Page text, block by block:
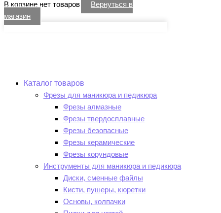
В корзине нет товаров
Вернуться в
магазин
Каталог товаров
Фрезы для маникюра и педикюра
Фрезы алмазные
Фрезы твердосплавные
Фрезы безопасные
Фрезы керамические
Фрезы корундовые
Инструменты для маникюра и педикюра
Диски, сменные файлы
Кисти, пушеры, кюретки
Основы, колпачки